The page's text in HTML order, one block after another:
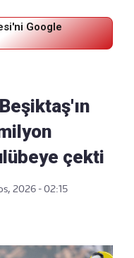
Google
çekti
2026 - 02:15